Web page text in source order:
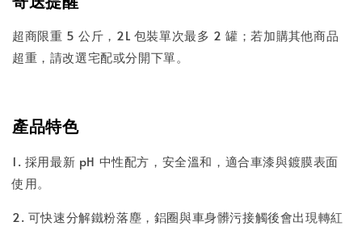
超商限重 5 公斤，2L 包裝單次最多 2 罐；若加購其他商品
超重，請改選宅配或分開下單。
產品特色
1. 採用最新 pH 中性配方，安全溫和，適合車漆與鍍膜表面
使用。
2. 可快速分解鐵粉落塵，鋁圈與車身髒污接觸後會出現轉紅